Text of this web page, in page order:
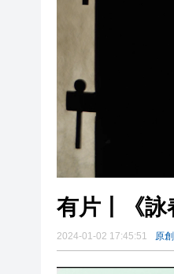
有片丨《詠
2024-01-02 17:45:51 原創